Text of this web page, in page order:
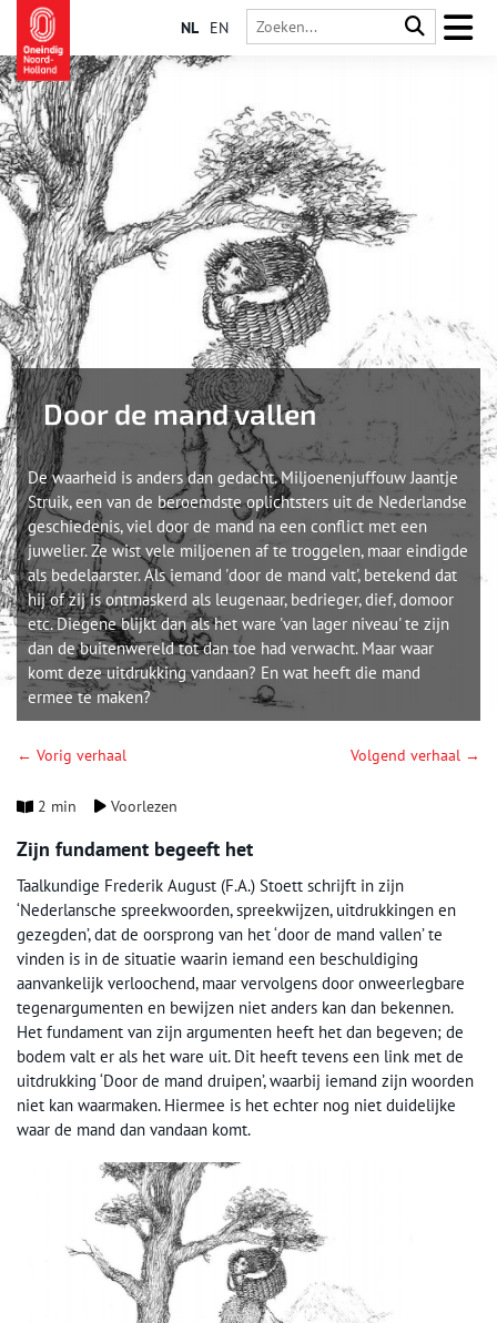
NL EN
Door de mand vallen
De waarheid is anders dan gedacht. Miljoenenjuffouw Jaantje
Struik, een van de beroemdste oplichtsters uit de Nederlandse
geschiedenis, viel door de mand na een conflict met een
juwelier. Ze wist vele miljoenen af te troggelen, maar eindigde
als bedelaarster. Als iemand 'door de mand valt', betekend dat
hij of zij is ontmaskerd als leugenaar, bedrieger, dief, domoor
etc. Diegene blijkt dan als het ware 'van lager niveau' te zijn
dan de buitenwereld tot dan toe had verwacht. Maar waar
komt deze uitdrukking vandaan? En wat heeft die mand
ermee te maken?
← Vorig verhaal Volgend verhaal →
2 min Voorlezen
Zijn fundament begeeft het
Taalkundige Frederik August (F.A.) Stoett schrijft in zijn
‘Nederlansche spreekwoorden, spreekwijzen, uitdrukkingen en
gezegden’, dat de oorsprong van het ‘door de mand vallen’ te
vinden is in de situatie waarin iemand een beschuldiging
aanvankelijk verloochend, maar vervolgens door onweerlegbare
tegenargumenten en bewijzen niet anders kan dan bekennen.
Het fundament van zijn argumenten heeft het dan begeven; de
bodem valt er als het ware uit. Dit heeft tevens een link met de
uitdrukking ‘Door de mand druipen’, waarbij iemand zijn woorden
niet kan waarmaken. Hiermee is het echter nog niet duidelijke
waar de mand dan vandaan komt.